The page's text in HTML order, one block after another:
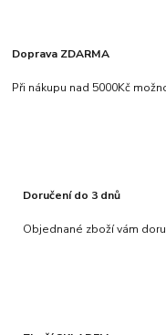
Doprava ZDARMA
Při nákupu nad 5000Kč
Doručení do 3 dnů
Objednané zboží vám